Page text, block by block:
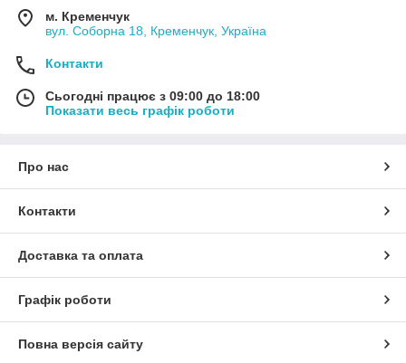
м. Кременчук
вул. Соборна 18, Кременчук, Україна
Контакти
Сьогодні працює з 09:00 до 18:00
Показати весь графік роботи
Про нас
Контакти
Доставка та оплата
Графік роботи
Повна версія сайту